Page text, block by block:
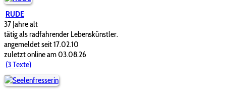
RUDE
37 Jahre alt
tätig als radfahrender Lebenskünstler.
angemeldet seit 17.02.10
zuletzt online am 03.08.26
(3 Texte)